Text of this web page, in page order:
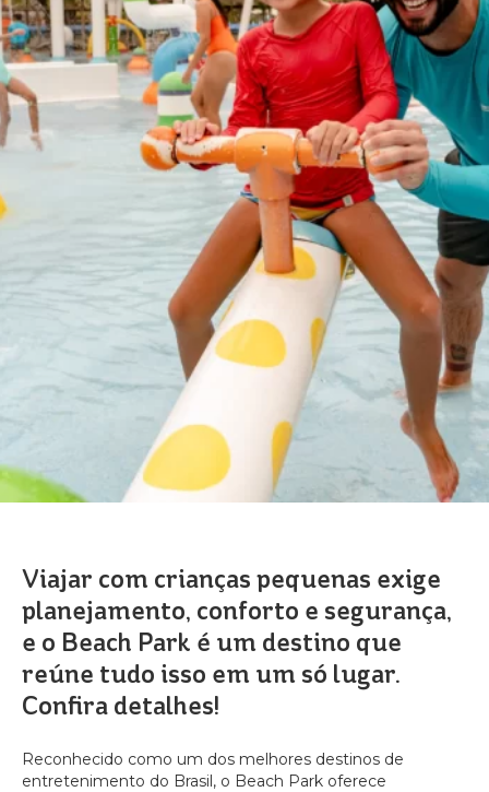
BEACH
PARK
RESORT
Viajar com crianças pequenas exige
planejamento, conforto e segurança,
e o Beach Park é um destino que
reúne tudo isso em um só lugar.
Confira detalhes!
Reconhecido como um dos melhores destinos de
entretenimento do Brasil, o Beach Park oferece